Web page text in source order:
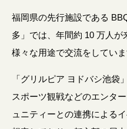
福岡県の先行施設である
多」では、年間約 10 万人
様々な用途で交流をしていま
「グリルピア ヨドバシ池袋
スポーツ観戦などのエンタ
ュニティーとの連携による